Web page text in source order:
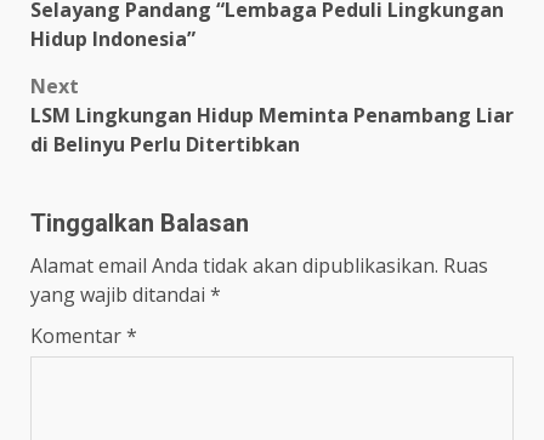
navigation
Selayang Pandang “Lembaga Peduli Lingkungan
Hidup Indonesia”
Next
LSM Lingkungan Hidup Meminta Penambang Liar
di Belinyu Perlu Ditertibkan
Tinggalkan Balasan
Alamat email Anda tidak akan dipublikasikan. Ruas
yang wajib ditandai *
Komentar*